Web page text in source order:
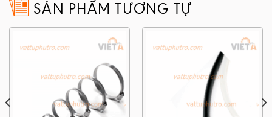
SẢN PHẨM TƯƠNG TỰ